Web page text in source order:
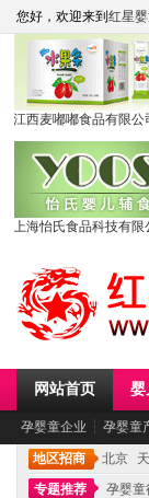
您好，欢迎来到 红星
江西麦嘟嘟食品有限公
上海怡氏食品科技有限
网站首页 婴
孕婴童企业 ┆ 孕婴童
地区招商 北京
专题推荐
孕婴童